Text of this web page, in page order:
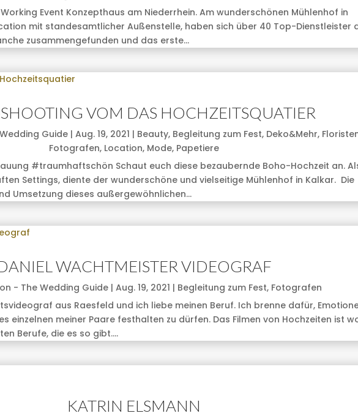
Event Konzepthaus am Niederrhein. Am wunderschönen Mühlenhof in
mit standesamtlicher Außenstelle, haben sich über 40 Top-Dienstleister
zusammengefunden und das erste...
SHOOTING VOM DAS HOCHZEITSQUATIER
Guide |Aug. 19, 2021 | Beauty, Begleitung zum Fest, Deko&Mehr,
Fotografen, Location, Mode, Papetiere
#traumhaftschön Schaut euch diese bezaubernde Boho-Hochzeit an.
Settings, diente der wunderschöne und vielseitige Mühlenhof in Kalkar. Die
Umsetzung dieses außergewöhnlichen...
WACHTMEISTER VIDEOGRAF
- The Wedding Guide| Aug. 19, 2021 | Begleitung zum Fest, Fotografen
aus Raesfeld und ich liebe meinen Beruf. Ich brenne dafür,
einzelnen meiner Paare festhalten zu dürfen. Das Filmen von Hochzeiten ist
Berufe, die es so gibt....
KATRIN ELSMANN